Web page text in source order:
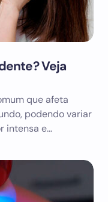
Veja
que afeta
podendo variar
intensa e…